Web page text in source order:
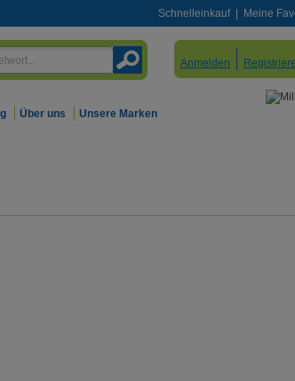
Schnelleinkauf Meine
Anmelden
Über uns Unsere Marken